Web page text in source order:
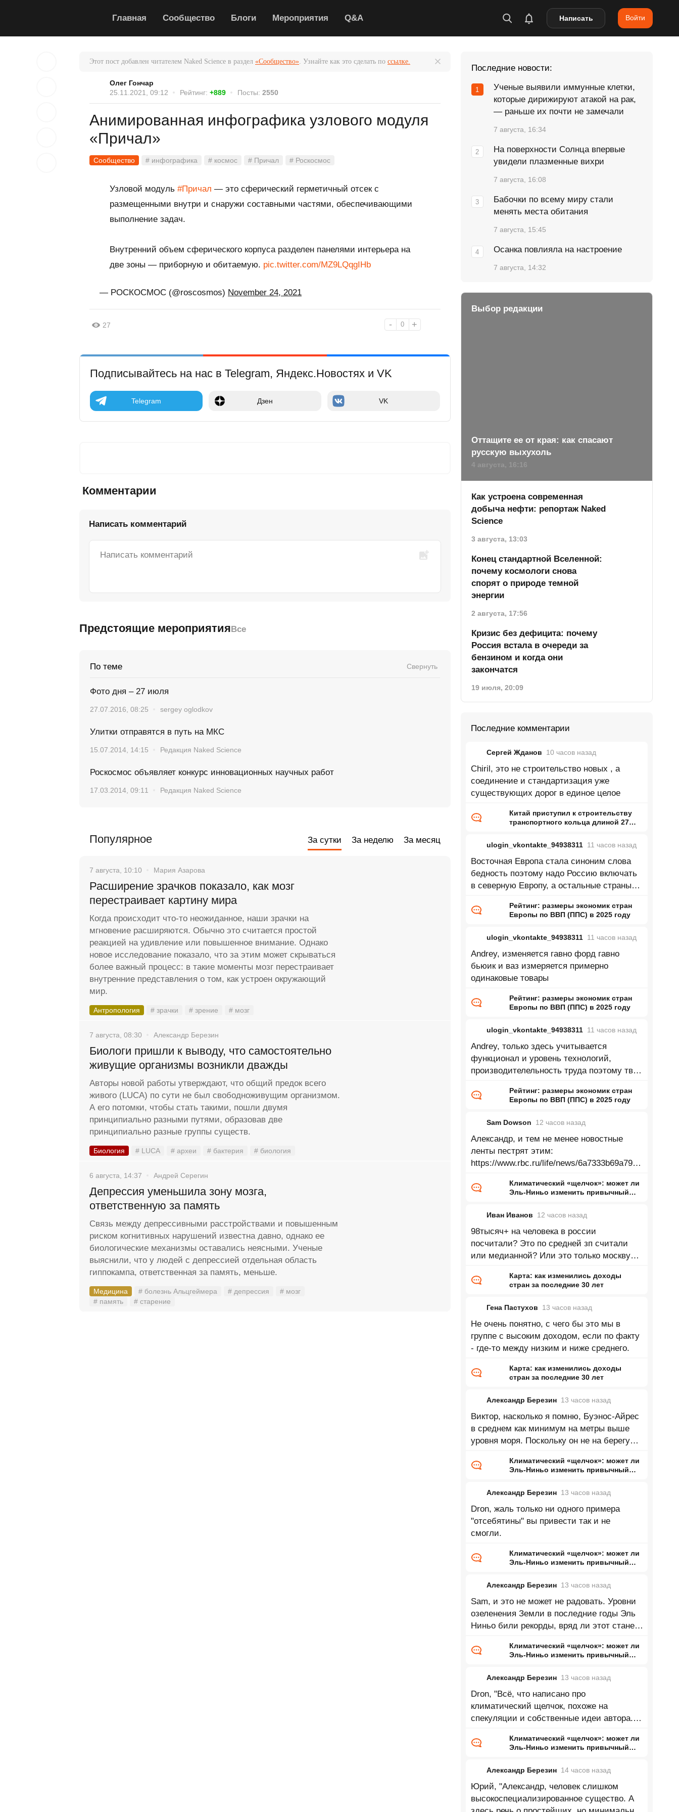
Главная Сообщество Блоги Мероприятия Q&A Написать Войти
Этот пост добавлен читателем Naked Science в раздел «Сообщество». Узнайте как это сделать по ссылке.
Олег Гончар
25.11.2021, 09:12
Рейтинг: +889 Посты: 2550
Анимированная инфографика узлового модуля
«Причал»
Сообщество # инфографика # космос # Причал # Роскосмос
Узловой модуль #Причал — это сферический герметичный отсек с
размещенными внутри и снаружи составными частями, обеспечивающими
выполнение задач.
Внутренний объем сферического корпуса разделен панелями интерьера на
две зоны — приборную и обитаемую. pic.twitter.com/MZ9LQqgIHb
— РОСКОСМОС (@roscosmos) November 24, 2021
- 0 +
27
Подписывайтесь на нас в Telegram, Яндекс.Новостях и VK
Telegram Дзен VK
Комментарии
Написать комментарий
Предстоящие мероприятияВсе
По теме Свернуть
Фото дня – 27 июля
27.07.2016, 08:25 sergey oglodkov
Улитки отправятся в путь на МКС
15.07.2014, 14:15 Редакция Naked Science
Роскосмос объявляет конкурс инновационных научных работ
17.03.2014, 09:11 Редакция Naked Science
Популярное За сутки За неделю За месяц
7 августа, 10:10 Мария Азарова
Расширение зрачков показало, как мозг
перестраивает картину мира
Когда происходит что-то неожиданное, наши зрачки на
мгновение расширяются. Обычно это считается простой
реакцией на удивление или повышенное внимание. Однако
новое исследование показало, что за этим может скрываться
более важный процесс: в такие моменты мозг перестраивает
внутренние представления о том, как устроен окружающий
мир.
Антропология # зрачки # зрение # мозг
7 августа, 08:30 Александр Березин
Биологи пришли к выводу, что самостоятельно
живущие организмы возникли дважды
Авторы новой работы утверждают, что общий предок всего
живого (LUCA) по сути не был свободноживущим организмом.
А его потомки, чтобы стать такими, пошли двумя
принципиально разными путями, образовав две
принципиально разные группы существ.
Биология # LUCA # археи # бактерия # биология
6 августа, 14:37 Андрей Серегин
Депрессия уменьшила зону мозга,
ответственную за память
Связь между депрессивными расстройствами и повышенным
риском когнитивных нарушений известна давно, однако ее
биологические механизмы оставались неясными. Ученые
выяснили, что у людей с депрессией отдельная область
гиппокампа, ответственная за память, меньше.
Медицина # болезнь Альцгеймера # депрессия
# мозг
# память
# старение
Последние новости:
Ученые выявили иммунные клетки,
которые дирижируют атакой на рак,
— раньше их почти не замечали
7 августа, 16:34
На поверхности Солнца впервые
увидели плазменные вихри
7 августа, 16:08
Бабочки по всему миру стали
менять места обитания
7 августа, 15:45
Осанка повлияла на настроение
7 августа, 14:32
Выбор редакции
Оттащите ее от края: как спасают
русскую выхухоль
4 августа, 16:16
Как устроена современная
добыча нефти: репортаж Naked
Science
3 августа, 13:03
Конец стандартной Вселенной:
почему космологи снова
спорят о природе темной
энергии
2 августа, 17:56
Кризис без дефицита: почему
Россия встала в очереди за
бензином и когда они
закончатся
19 июля, 20:09
Последние комментарии
Сергей Жданов 10 часов назад
Chiril, это не строительство новых , а
соединение и стандартизация уже
существующих дорог в единое целое
Китай приступил к строительству
транспортного кольца длиной 27
ulogin_vkontakte_94938311 11 часов назад
Восточная Европа стала синоним слова
бедность поэтому надо Россию включать
в северную Европу, а остальные страны
Рейтинг: размеры экономик стран
Европы по ВВП (ППС) в 2025 году
ulogin_vkontakte_94938311 11 часов назад
Andrey, изменяется гавно форд гавно
бьюик и ваз измеряется примерно
одинаковые товары
Рейтинг: размеры экономик стран
Европы по ВВП (ППС) в 2025 году
ulogin_vkontakte_94938311 11 часов назад
Andrey, только здесь учитывается
функционал и уровень технологий,
производителельность труда поэтому твой
Рейтинг: размеры экономик стран
Европы по ВВП (ППС) в 2025 году
Sam Dowson 12 часов назад
Александр, и тем не менее новостные
ленты пестрят этим:
https://www.rbc.ru/life/news/6a7333b69a7947
Аттакама, Аризона, Гоби, Такламакан и
Климатический «щелчок»: может ли
Эль-Ниньо изменить привычный
Иван Иванов
12 часов назад
98тысяч+ на человека в россии
посчитали? Это по средней зп считали
или медианной? Или это только москву
доля
Карта: как изменились доходы
стран за последние 30 лет
Гена Пастухов 13 часов назад
Не очень понятно, с чего бы это мы в
группе с высоким доходом, если по факту
- где-то между низким и ниже среднего.
Карта: как изменились доходы
стран за последние 30 лет
Александр Березин 13 часов назад
Виктор, насколько я помню, Буэнос-Айрес
в среднем как минимум на метры выше
уровня моря. Поскольку он не на берегу
Климатический «щелчок»: может ли
Эль-Ниньо изменить привычный
Александр Березин 13 часов назад
Dron, жаль только ни одного примера
"отсебятины" вы привести так и не
смогли.
Климатический «щелчок»: может ли
Эль-Ниньо изменить привычный
Александр Березин 13 часов назад
Sam, и это не может не радовать. Уровни
озеленения Земли в последние годы Эль
Ниньо били рекорды, вряд ли этот станет
Климатический «щелчок»: может ли
Эль-Ниньо изменить привычный
Александр Березин 13 часов назад
Dron, "Всё, что написано про
климатический щелчок, похоже на
спекуляции и собственные идеи автора.
предсказывающихКлиматический «щелчок»: может ли
Эль-Ниньо изменить привычный
Александр Березин 14 часов назад
Юрий, "Александр, человек слишком
высокоспециализированное существо. А